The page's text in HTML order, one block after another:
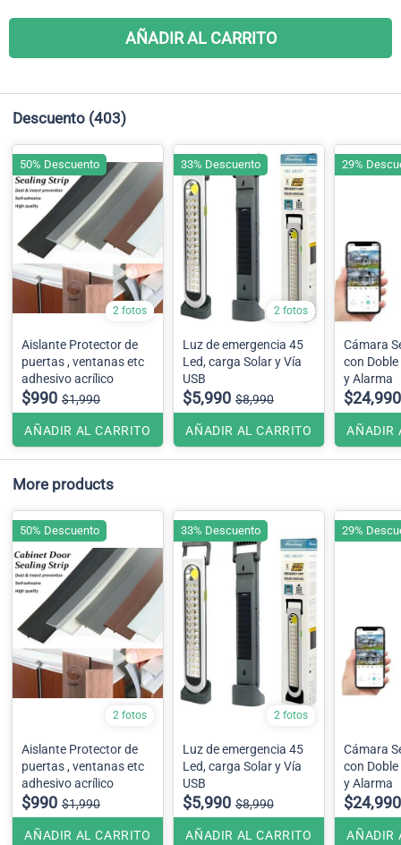
AÑADIR AL CARRITO
Descuento (403)
2 fotos
Aislante Protector de
puertas , ventanas etc
adhesivo acrílico
$990 $1,990
AÑADIR AL CARRITO
50% Descuento
2 fotos
Luz de emergencia 45
Led, carga Solar y Vía
USB
$5,990 $8,990
AÑADIR AL CARRITO
33% Descuento
Cámara
con
y Alarma
$24,990
AÑADIR
29%
More products
2 fotos
Aislante Protector de
puertas , ventanas etc
adhesivo acrílico
$990 $1,990
AÑADIR AL CARRITO
50% Descuento
2 fotos
Luz de emergencia 45
Led, carga Solar y Vía
USB
$5,990 $8,990
AÑADIR AL CARRITO
33% Descuento
Cámara
con
y Alarma
$24,990
AÑADIR
29%